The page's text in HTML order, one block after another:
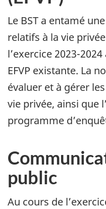
Le BST a entamé
relatifs à la vie
l’exercice 2023-
EFVP existante. La
évaluer et à gérer
vie privée, ainsi que
programme
public
Au cours de